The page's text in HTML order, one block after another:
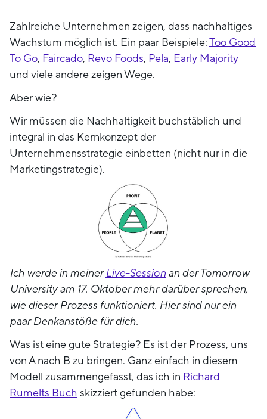
Zahlreiche Unternehmen zeigen, dass nachhaltiges
Wachstum möglich ist. Ein paar Beispiele:Too Good
To Go, Faircado, Revo Foods, Pela, Early Majority
und viele andere zeigen Wege.
Aber wie?
Wir müssen die Nachhaltigkeit buchstäblich und
integral in das Kernkonzept der
Unternehmensstrategie einbetten (nicht nur in die
Marketingstrategie).
Ich werde in meinerLive-Session an der Tomorrow
University am 17. Oktober mehr darüber sprechen,
wie dieser Prozess funktioniert. Hier sind nur ein
paar Denkanstöße für dich.
Was ist eine gute Strategie? Es ist der Prozess, uns
von A nach B zu bringen. Ganz einfach in diesem
Modell zusammengefasst, das ich in Richard
Rumelts Buch skizziert gefunden habe: